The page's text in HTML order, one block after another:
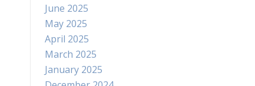
June 2025
May 2025
April 2025
March 2025
January 2025